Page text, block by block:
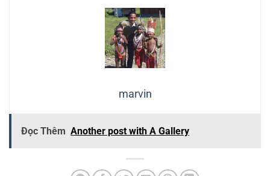
marvin
Đọc Thêm Another post with A Gallery